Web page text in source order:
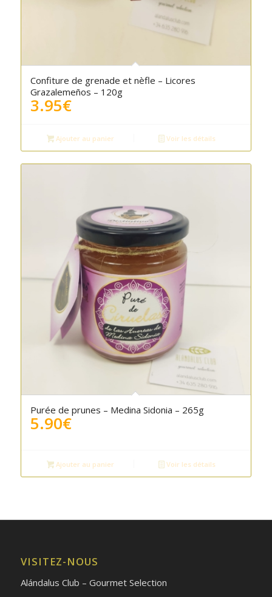
Confiture de grenade et nèfle – Licores
Grazalemeños – 120g
3.95€
Ajouter au panier Voir les détails
Purée de prunes – Medina Sidonia – 265g
5.90€
Ajouter au panier Voir les détails
VISITEZ-NOUS
Alándalus Club – Gourmet Selection